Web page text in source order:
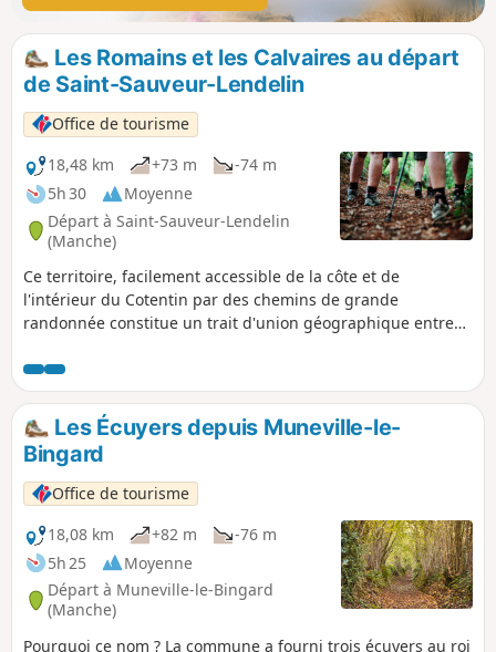
Les Romains et les Calvaires au départ
de Saint-Sauveur-Lendelin
Office de tourisme
18,48 km
+73 m
-74 m
5h 30
Moyenne
Départ à Saint-Sauveur-Lendelin
(Manche)
Ce territoire, facilement accessible de la côte et de
l'intérieur du Cotentin par des chemins de grande
randonnée constitue un trait d'union géographique entre
d'Histoire. C'est un territoire vallonné qui comprend de
nombreuses zones humides (marais). Il est traversé par la
voie romaine (D 535) qui reliait Abrincae, nom romain
d'Avranches et Alauna, Valognes.
Les Écuyers depuis Muneville-le-
Bingard
Office de tourisme
18,08 km
+82 m
-76 m
5h 25
Moyenne
Départ à Muneville-le-Bingard
(Manche)
Pourquoi ce nom ? La commune a fourni trois écuyers au roi